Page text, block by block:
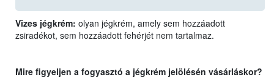
Vizes jégkrém: olyan jégkrém, amely sem hozzáadott
zsiradékot, sem hozzáadott fehérjét nem tartalmaz.
Mire figyeljen a fogyasztó a jégkrém jelölésén vásárláskor?